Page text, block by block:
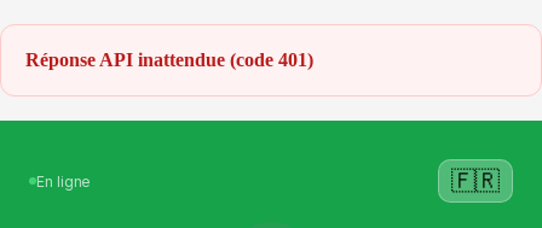
Réponse API inattendue (code 401)
En ligne 🇫🇷